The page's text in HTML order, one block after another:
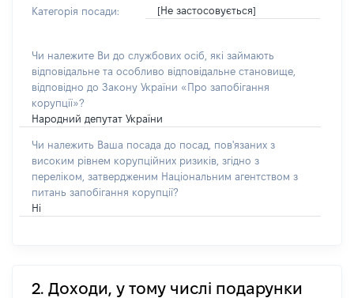
Категорія посади: [Не застосовується]
Чи належите Ви до службових осіб, які займають
відповідальне та особливо відповідальне становище,
відповідно до Закону України «Про запобігання
корупції»?
Народний депутат України
Чи належить Ваша посада до посад, пов'язаних з
високим рівнем корупційних ризиків, згідно з
переліком, затвердженим Національним агентством з
питань запобігання корупції?
Ні
2. Доходи, у тому числі подарунки